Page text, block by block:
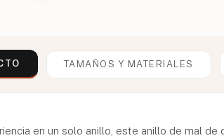
TAMAÑOS Y MATERIALES
en un solo anillo, este anillo de mal